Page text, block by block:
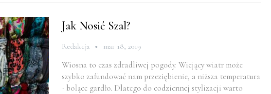
Jak Nosić Szal?
Redakcja mar 18, 2019
Wiosna to czas zdradliwej pogody. Wiejący wiatr może
szybko zafundować nam przeziębienie, a niższa temperatura
- bolące gardło. Dlatego do codziennej stylizacji warto